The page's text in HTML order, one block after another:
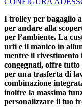
I trolley per bagaglio
per andare alla
per l’ambiente. La
urti e il manico in
mentre il
congegnati, offre tutto
per una trasferta di
combinazione
inoltre la massima
personalizzare il tuo